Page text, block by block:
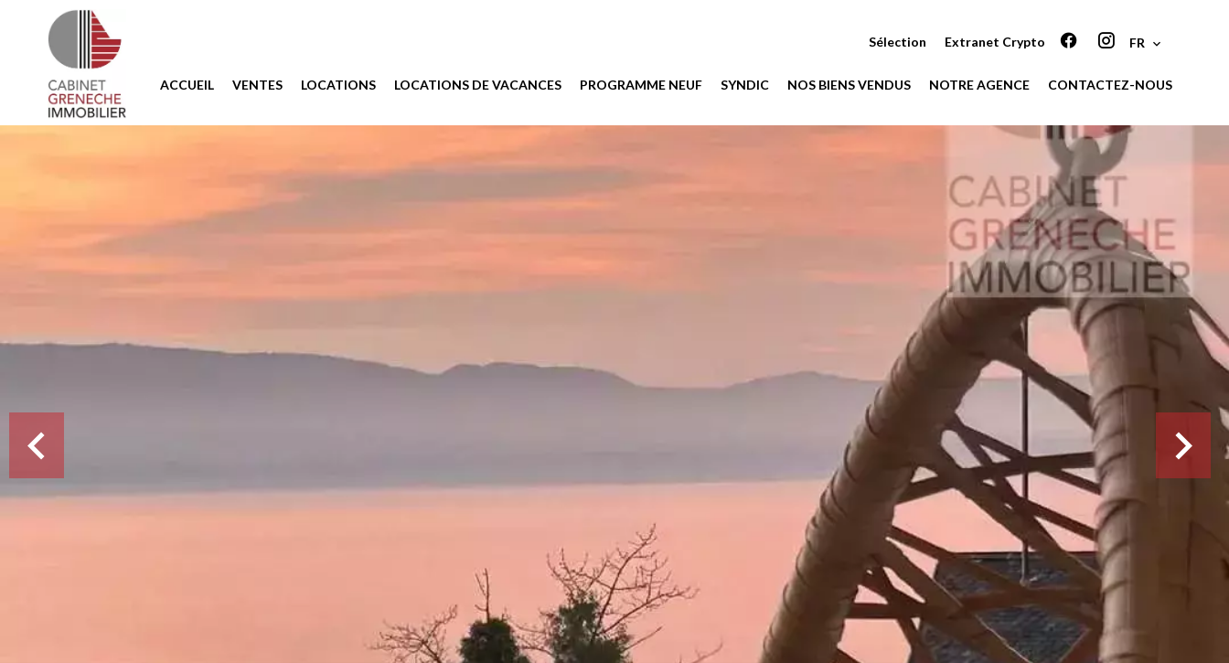
Sélection Extranet Crypto FR
ACCUEIL VENTES LOCATIONS LOCATIONS DE VACANCES PROGRAMME NEUF SYNDIC NOS BIENS VENDUS NOTRE AGENCE CONTACTEZ-NOUS